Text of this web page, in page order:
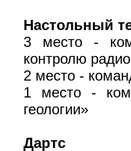
Настольный
3 место -
контролю
2 место -
1 место -
геологии»
Дартс